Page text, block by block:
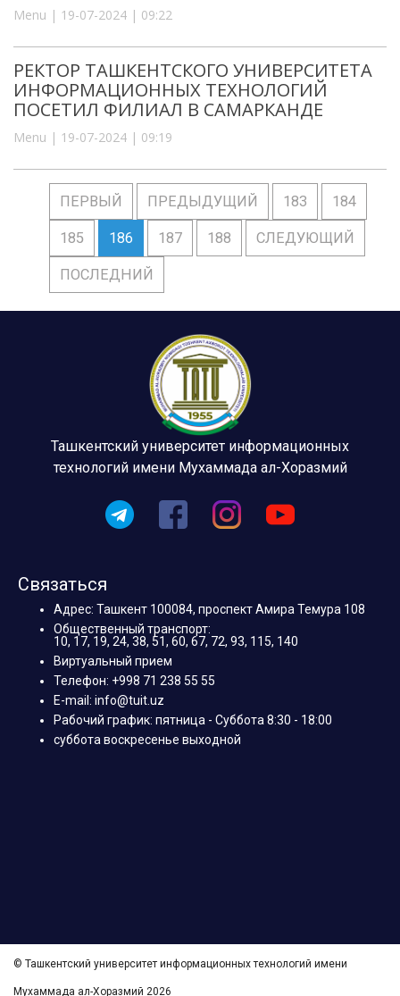
Menu | 19-07-2024 | 09:22
РЕКТОР ТАШКЕНТСКОГО УНИВЕРСИТЕТА
ИНФОРМАЦИОННЫХ ТЕХНОЛОГИЙ
ПОСЕТИЛ ФИЛИАЛ В САМАРКАНДЕ
Menu | 19-07-2024 | 09:19
ПЕРВЫЙ ПРЕДЫДУЩИЙ 183 184
185 186 187 188 СЛЕДУЮЩИЙ
ПОСЛЕДНИЙ
Ташкентский университет информационных
технологий имени Мухаммада ал-Хоразмий
Связаться
Адрес: Ташкент 100084, проспект Амира Темура 108
Общественный транспорт:
10, 17, 19, 24, 38, 51, 60, 67, 72, 93, 115, 140
Виртуальный прием
Телефон: +998 71 238 55 55
E-mail: info@tuit.uz
Рабочий график: пятница - Суббота 8:30 - 18:00
суббота воскресенье выходной
© Ташкентский университет информационных технологий имени
Мухаммада ал-Хоразмий 2026